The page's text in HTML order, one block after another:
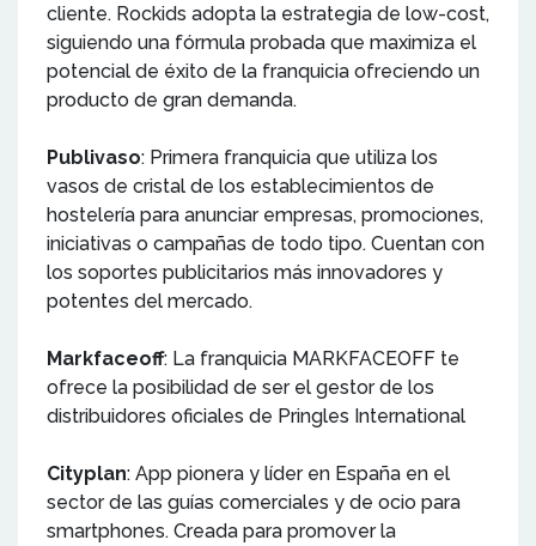
cliente. Rockids adopta la estrategia de low-cost,
siguiendo una fórmula probada que maximiza el
potencial de éxito de la franquicia ofreciendo un
producto de gran demanda.
Publivaso: Primera franquicia que utiliza los
vasos de cristal de los establecimientos de
hostelería para anunciar empresas, promociones,
iniciativas o campañas de todo tipo. Cuentan con
los soportes publicitarios más innovadores y
potentes del mercado.
Markfaceoff: La franquicia MARKFACEOFF te
ofrece la posibilidad de ser el gestor de los
distribuidores oficiales de Pringles International
Cityplan: App pionera y líder en España en el
sector de las guías comerciales y de ocio para
smartphones. Creada para promover la